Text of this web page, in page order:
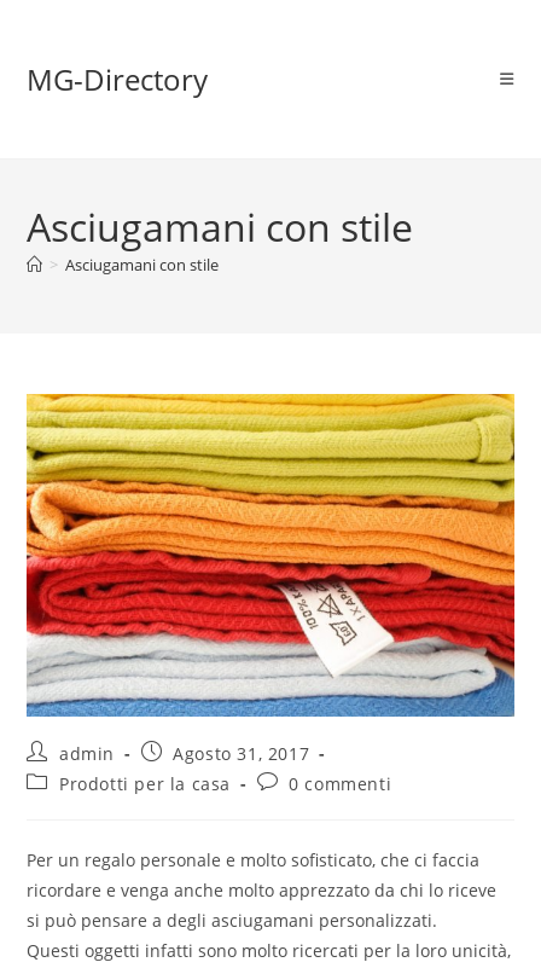
MG-Directory
Asciugamani con stile
> Asciugamani con stile
admin
Agosto 31, 2017
Prodotti per la casa
0 commenti
Per un regalo personale e molto sofisticato, che ci faccia
ricordare e venga anche molto apprezzato da chi lo riceve
si può pensare a degli asciugamani personalizzati.
Questi oggetti infatti sono molto ricercati per la loro unicità,